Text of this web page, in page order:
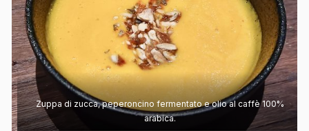
Zuppa di zucca, peperoncino fermentato e olio al caffè 100%
arabica.